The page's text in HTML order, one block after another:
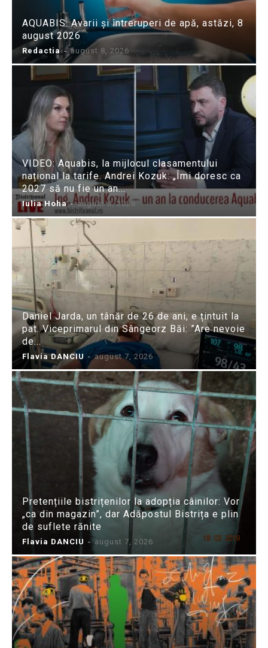
AQUABIS: Avarii și întreruperi de apă, astăzi, 8
august 2026
Redactia - august 8, 2026
VIDEO: Aquabis, la mijlocul clasamentului
național la tarife. Andrei Kozuk: „Îmi doresc ca
2027 să nu fie un an...
Iulia Hoha - august 8, 2026
Daniel Jarda, un tânăr de 26 de ani, e țintuit la
pat. Viceprimarul din Sângeorz Băi: ”Are nevoie
de...
Flavia DANCIU - august 7, 2026
Pretențiile bistrițenilor la adopția câinilor: Vor
„ca din magazin”, dar Adăpostul Bistrița e plin
de suflete rănite
Flavia DANCIU - august 7, 2026